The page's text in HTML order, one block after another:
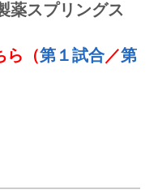
薬スプリングス
ら （第１試合／第